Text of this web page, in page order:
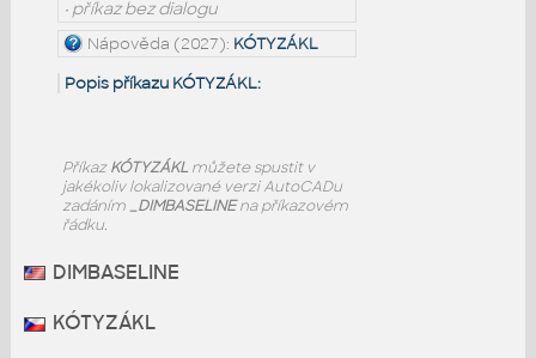
• příkaz bez dialogu
Nápověda (2027): KÓTYZÁKL
Popis příkazu KÓTYZÁKL:
PříkazKÓTYZÁKLmůžete spustit v
jakékoliv lokalizované verzi AutoCADu
zadáním _DIMBASELINEna příkazovém
řádku.
DIMBASELINE
KÓTYZÁKL